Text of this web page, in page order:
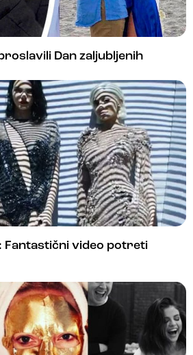
Dan zaljubljenih
Fantastični video potreti